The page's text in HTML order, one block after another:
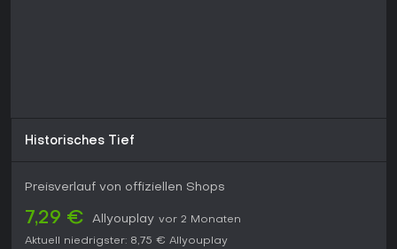
Historisches Tief
Preisverlauf von offiziellen Shops
7,29 € Allyouplay vor 2 Monaten
Aktuell niedrigster: 8,75 € Allyouplay